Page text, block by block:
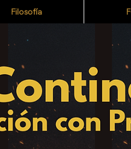
Filosofía